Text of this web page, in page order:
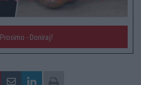
Prosimo - Doniraj!